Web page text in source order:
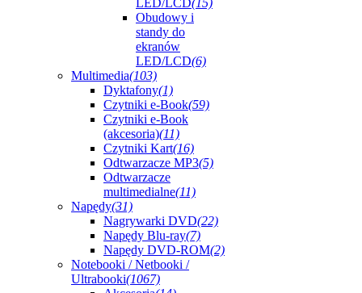
LED/LCD(15)
Obudowy i
standy do
ekranów
LED/LCD(6)
Multimedia(103)
Dyktafony(1)
Czytniki e-Book(59)
Czytniki e-Book
(akcesoria)(11)
Czytniki Kart(16)
Odtwarzacze MP3(5)
Odtwarzacze
multimedialne(11)
Napędy(31)
Nagrywarki DVD(22)
Napędy Blu-ray(7)
Napędy DVD-ROM(2)
Notebooki / Netbooki /
Ultrabooki(1067)